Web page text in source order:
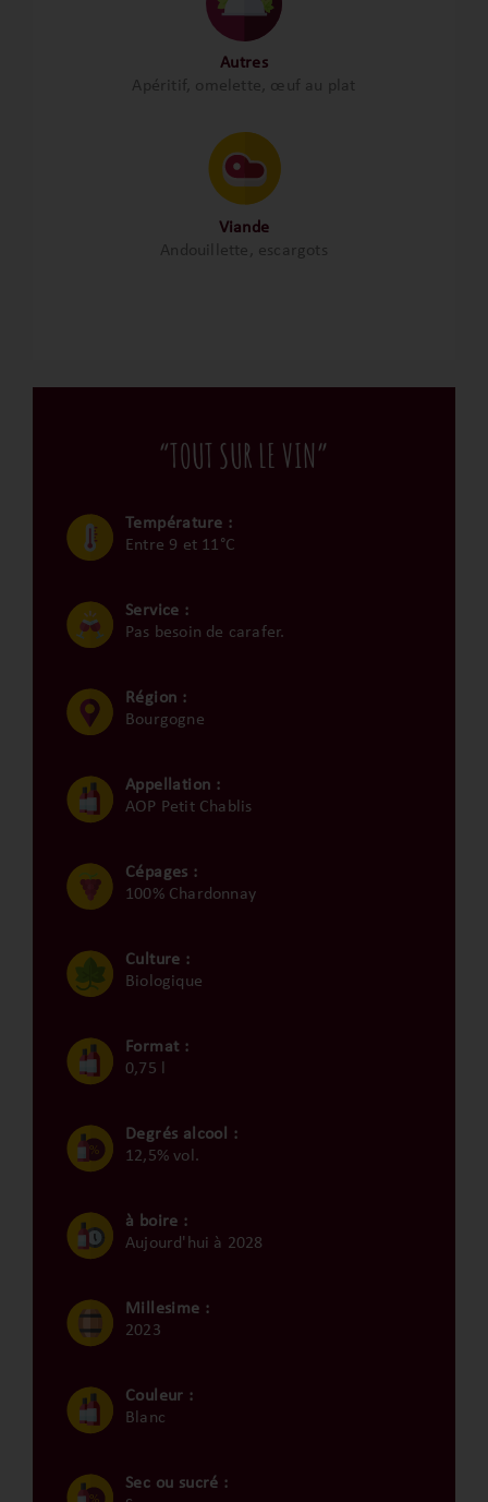
Autres
Apéritif, omelette, œuf au plat
Viande
Andouillette, escargots
“TOUT SUR LE VIN”
Température :
Entre 9 et 11°C
Service :
Pas besoin de carafer.
Région :
Bourgogne
Appellation :
AOP Petit Chablis
Cépages :
100% Chardonnay
Culture :
Biologique
Format :
0,75 l
Degrés alcool :
12,5% vol.
à boire :
Aujourd'hui à 2028
Millesime :
2023
Couleur :
Blanc
Sec ou sucré :